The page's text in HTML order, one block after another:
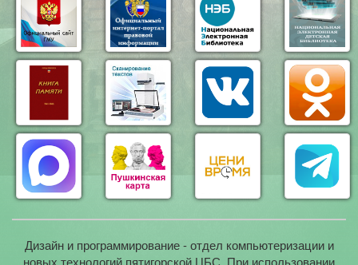
Дизайн и программирование - отдел компьютеризации и